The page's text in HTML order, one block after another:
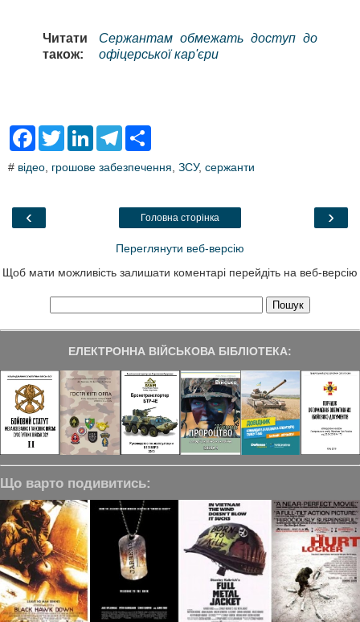
Читати
також:
Сержантам обмежать доступ до
офіцерської кар'єри
F
e
o
T
t
L
k
T
e
a
r
# відео, грошове забезпечення, ЗСУ, сержанти
‹ ›
Головна сторінка
Переглянути веб-версію
Щоб мати можливість залишати коментарі перейдіть на веб-версію
ЕЛЕКТРОННА ВІЙСЬКОВА БІБЛІОТЕКА:
Що варто подивитись: